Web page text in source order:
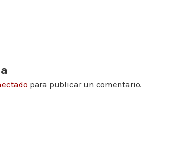
para publicar un comentario.